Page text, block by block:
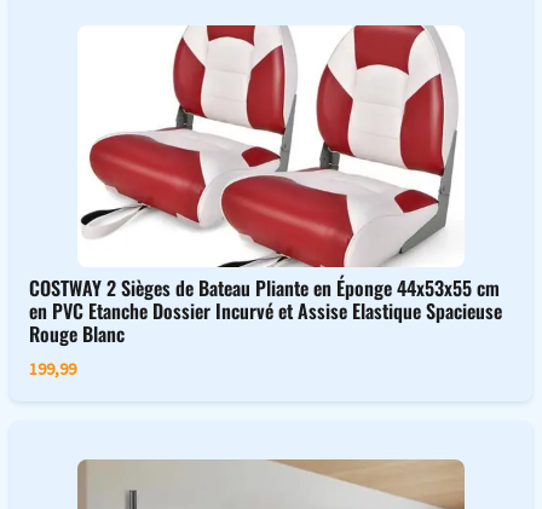
COSTWAY 2 Sièges de Bateau Pliante en Éponge 44x53x55 cm
en PVC Etanche Dossier Incurvé et Assise Elastique Spacieuse
Rouge Blanc
199,99